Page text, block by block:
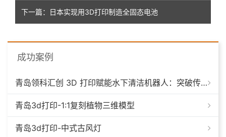
下一篇：日本实现用3D打印制造全固态电池
成功案例
青岛领科汇创 3D 打印赋能水下清洁机器人：突破传统制造，深耕海洋智能装备新场景
青岛3d打印-1:1复刻植物三维模型
青岛3d打印-中式古风灯